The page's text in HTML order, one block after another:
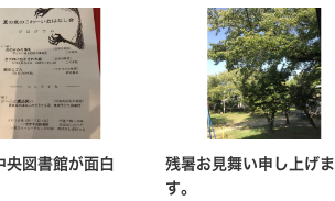
央図書館が面白
残暑お見舞い申し上げま
す。